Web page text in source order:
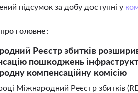
підсумок за добу доступні у
головне:
Реєстр збитків
пошкоджень
компенсаційну комісію
Міжнародний Реєстр збитків